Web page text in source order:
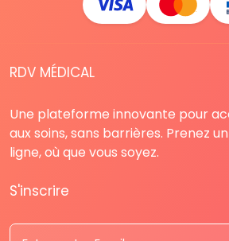
RDV MÉDICAL
Une plateforme innovante pour
aux soins, sans barrières. Prenez
ligne, où que vous soyez.
S'inscrire